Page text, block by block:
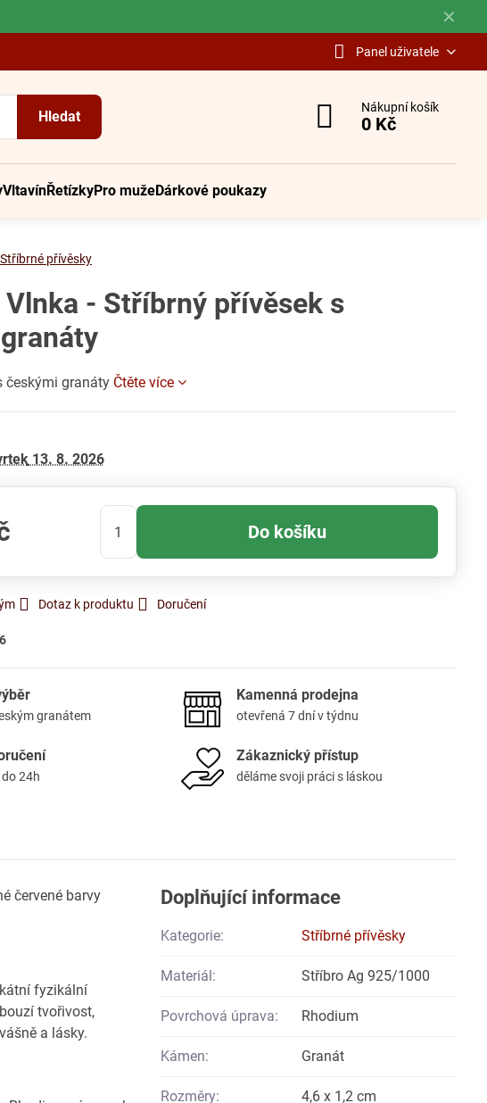
✕
Panel uživatele
Hledat
Nákupní košík
0 Kč
VltavínŘetízkyPro mužeDárkové poukazy
Stříbrné přívěsky
- Stříbrný přívěsek s
českými granáty Čtěte více
13. 8. 2026
Do košíku
Dotaz k produktu Doručení
granátem
Kamenná prodejna
otevřená 7 dní v týdnu
24h
Zákaznický přístup
děláme svoji práci s láskou
červené barvy
fyzikální
tvořivost,
a lásky.
Doplňující informace
Kategorie: Stříbrné přívěsky
Materiál: Stříbro Ag 925/1000
Povrchová úprava: Rhodium
Kámen: Granát
Rozměry: 4,6 x 1,2 cm